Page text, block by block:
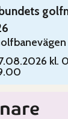
kl.